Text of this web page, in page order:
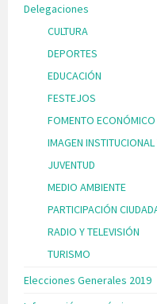
Delegaciones
CULTURA
DEPORTES
EDUCACIÓN
FESTEJOS
FOMENTO ECONÓMICO
IMAGEN
JUVENTUD
MEDIO AMBIENTE
PARTICIPACIÓN
RADIO Y TELEVISIÓN
TURISMO
Elecciones Generales 2019